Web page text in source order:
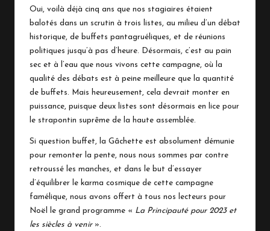
Oui, voilà déjà cinq ans que nos stagiaires étaient
balotés dans un scrutin à trois listes, au milieu d’un débat
historique, de buffets pantagruéliques, et de réunions
politiques jusqu’à pas d’heure. Désormais, c’est au pain
sec et à l’eau que nous vivons cette campagne, où la
qualité des débats est à peine meilleure que la quantité
de buffets. Mais heureusement, cela devrait monter en
puissance, puisque deux listes sont désormais en lice pour
le strapontin suprême de la haute assemblée.
Si question buffet, la Gâchette est absolument démunie
pour remonter la pente, nous nous sommes par contre
retroussé les manches, et dans le but d’essayer
d’équilibrer le karma cosmique de cette campagne
famélique, nous avons offert à tous nos lecteurs pour
Noël le grand programme « La Principauté pour 2023 et
les siècles à venir».